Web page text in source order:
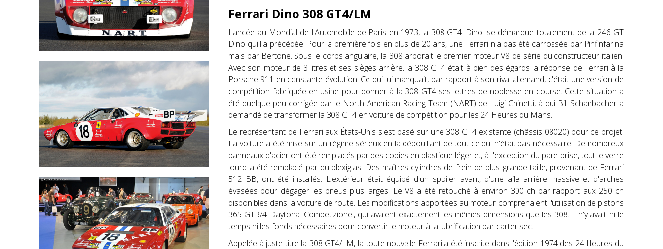
Ferrari Dino 308 GT4/LM
Lancée au Mondial de l'Automobile de Paris en 1973, la 308 GT4 'Dino' se démarque totalement de la 246 GT
Dino qui l'a précédée. Pour la première fois en plus de 20 ans, une Ferrari n'a pas été carrossée par Pinfinfarina
mais par Bertone. Sous le corps angulaire, la 308 arborait le premier moteur V8 de série du constructeur italien.
Avec son moteur de 3 litres et ses sièges arrière, la 308 GT4 était à bien des égards la réponse de Ferrari à la
Porsche 911 en constante évolution. Ce qui lui manquait, par rapport à son rival allemand, c'était une version de
compétition fabriquée en usine pour donner à la 308 GT4 ses lettres de noblesse en course. Cette situation a
été quelque peu corrigée par le North American Racing Team (NART) de Luigi Chinetti, à qui Bill Schanbacher a
demandé de transformer la 308 GT4 en voiture de compétition pour les 24 Heures du Mans.
Le représentant de Ferrari aux États-Unis s'est basé sur une 308 GT4 existante (châssis 08020) pour ce projet.
La voiture a été mise sur un régime sérieux en la dépouillant de tout ce qui n'était pas nécessaire. De nombreux
panneaux d'acier ont été remplacés par des copies en plastique léger et, à l'exception du pare-brise, tout le verre
lourd a été remplacé par du plexiglas. Des maîtres-cylindres de frein de plus grande taille, provenant de Ferrari
512 BB, ont été installés. L'extérieur était équipé d'un spoiler avant, d'une aile arrière massive et d'arches
évasées pour dégager les pneus plus larges. Le V8 a été retouché à environ 300 ch par rapport aux 250 ch
disponibles dans la voiture de route. Les modifications apportées au moteur comprenaient l'utilisation de pistons
365 GTB/4 Daytona 'Competizione', qui avaient exactement les mêmes dimensions que les 308. Il n'y avait ni le
temps ni les fonds nécessaires pour convertir le moteur à la lubrification par carter sec.
Appelée à juste titre la 308 GT4/LM, la toute nouvelle Ferrari a été inscrite dans l'édition 1974 des 24 Heures du